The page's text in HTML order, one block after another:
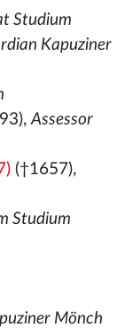
Studium
Kapuziner
Assessor
(†1657),
Studium
Mönch